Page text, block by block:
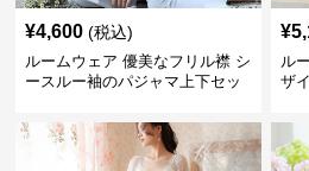
¥4,600 (税込)
ルームウェア 優美なフリル襟 シ
ースルー袖のパジャマ上下セッ
¥
ル
ザ